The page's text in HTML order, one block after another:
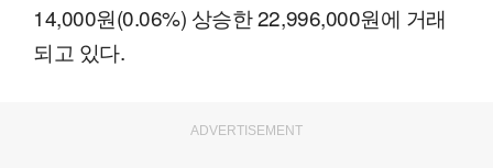
14,000원(0.06%) 상승한 22,996,000원에 거래
되고 있다.
ADVERTISEMENT